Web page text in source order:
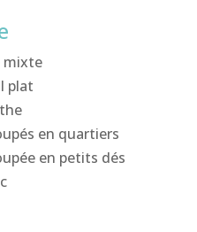
mixte
plat
en quartiers
en petits dés